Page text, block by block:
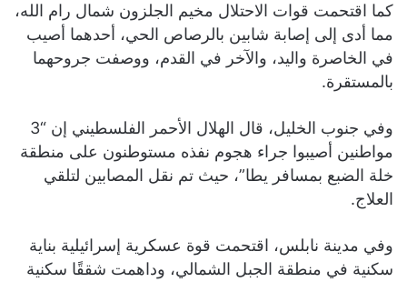
كما اقتحمت قوات الاحتلال مخيم الجلزون شمال رام الله،
مما أدى إلى إصابة شابين بالرصاص الحي، أحدهما أصيب
في الخاصرة واليد، والآخر في القدم، ووصفت جروحهما
بالمستقرة.
وفي جنوب الخليل، قال الهلال الأحمر الفلسطيني إن “3
مواطنين أصيبوا جراء هجوم نفذه مستوطنون على منطقة
خلة الضبع بمسافر يطا”، حيث تم نقل المصابين لتلقي
العلاج.
وفي مدينة نابلس، اقتحمت قوة عسكرية إسرائيلية بناية
سكنية في منطقة الجبل الشمالي، وداهمت شققًا سكنية